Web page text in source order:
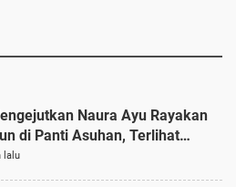
Naura Ayu Rayakan
di Panti Asuhan, Terlihat
Kaftan Cokelat
lalu